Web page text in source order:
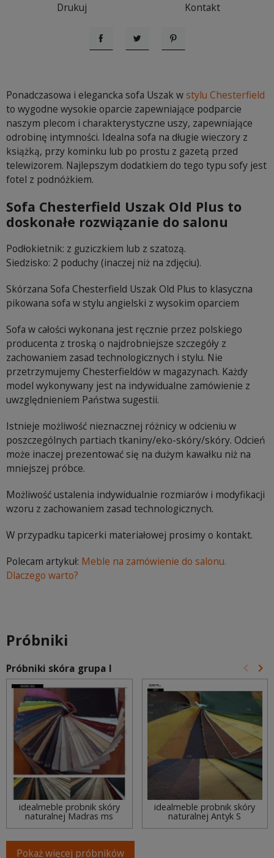
Drukuj Kontakt
UdostępnijTweetujPinterest
Ponadczasowa i elegancka sofa Uszak wstylu Chesterfield
to wygodne wysokie oparcie zapewniające podparcie
naszym plecom i charakterystyczne uszy, zapewniające
odrobinę intymności. Idealna sofa na długie wieczory z
książką, przy kominku lub po prostu z gazetą przed
telewizorem. Najlepszym dodatkiem do tego typu sofy jest
fotel z podnóżkiem.
Sofa Chesterfield Uszak Old Plus to
doskonałe rozwiązanie do salonu
Podłokietnik: z guziczkiem lub z szatozą.
Siedzisko: 2 poduchy (inaczej niż na zdjęciu).
Skórzana Sofa Chesterfield Uszak Old Plus to klasyczna
pikowana sofa w stylu angielski z wysokim oparciem
Sofa w całości wykonana jest ręcznie przez polskiego
producenta z troską o najdrobniejsze szczegóły z
zachowaniem zasad technologicznych i stylu. Nie
przetrzymujemy Chesterfieldów w magazynach. Każdy
model wykonywany jest na indywidualne zamówienie z
uwzględnieniem Państwa sugestii.
Istnieje możliwość nieznacznej różnicy w odcieniu w
poszczególnych partiach tkaniny/eko-skóry/skóry. Odcień
może inaczej prezentować się na dużym kawałku niż na
mniejszej próbce.
Możliwość ustalenia indywidualnie rozmiarów i modyfikacji
wzoru z zachowaniem zasad technologicznych.
W przypadku tapicerki materiałowej prosimy o kontakt.
Polecam artykuł: Meble na zamówienie do salonu.
Dlaczego warto?
Próbniki
Próbniki skóra grupa I keyboard_arrow_left keyboard_arrow_right
idealmeble probnik skóry
naturalnej Madras ms
idealmeble probnik skóry
naturalnej Antyk S
Pokaż więcej próbników